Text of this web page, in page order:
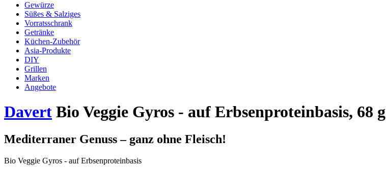
Gewürze
Süßes & Salziges
Vorratsschrank
Getränke
Küchen-Zubehör
Asia-Produkte
DIY
Grillen
Marken
Angebote
Davert Bio Veggie Gyros - auf Erbsenproteinbasis, 68 g
Mediterraner Genuss – ganz ohne Fleisch!
Bio Veggie Gyros - auf Erbsenproteinbasis